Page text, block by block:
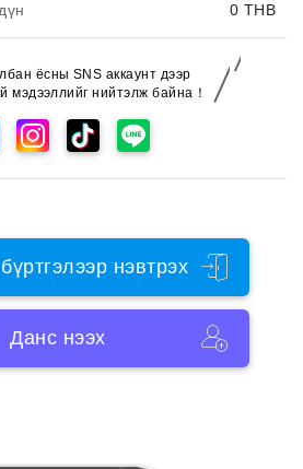
0 THB
ёсны SNS аккаунт дээр
мэдээллийг нийтэлж байна！
нэвтрэх
Данс нээх